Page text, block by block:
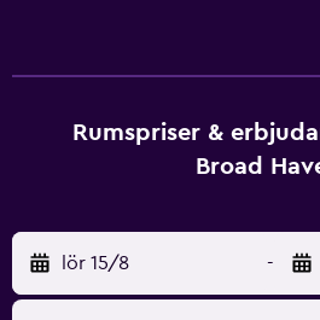
tillkomma.Rumspriser &
Broad
lör 15/8 -